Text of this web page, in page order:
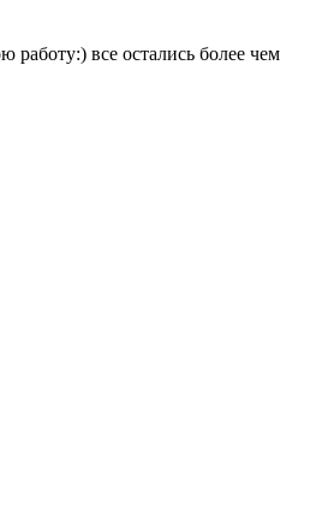
работу:) все остались более чем